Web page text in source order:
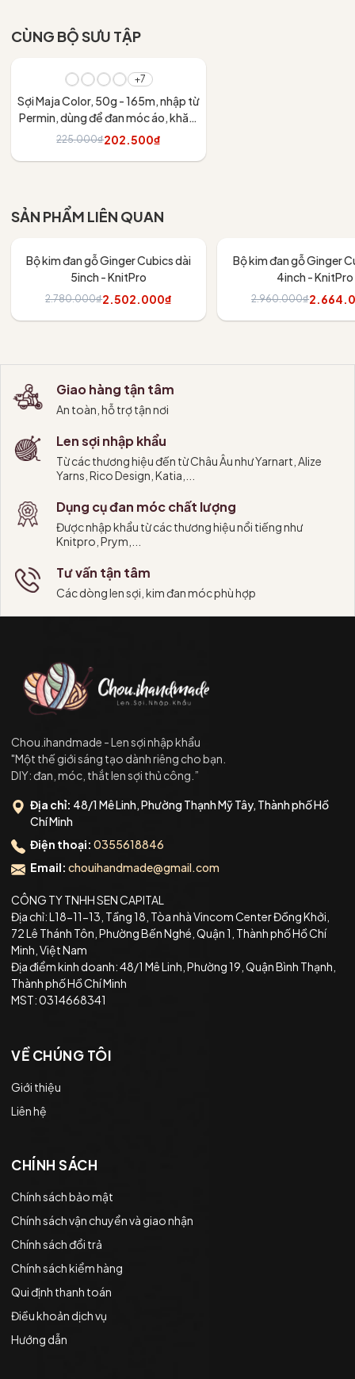
CÙNG BỘ SƯU TẬP
+7
Sợi Maja Color, 50g - 165m, nhập từ
Permin, dùng để đan móc áo, khăn,
váy
225.000₫202.500₫
SẢN PHẨM LIÊN QUAN
Bộ kim đan gỗ Ginger Cubics dài
5inch - KnitPro
2.780.000₫2.502.000₫
Bộ kim đan gỗ Ginger
4inch - KnitPro
2.960.000₫
Giao hàng tận tâm
An toàn, hỗ trợ tận nơi
Len sợi nhập khẩu
Từ các thương hiệu đến từ Châu Âu như Yarnart, Alize
Yarns, Rico Design, Katia,...
Dụng cụ đan móc chất lượng
Được nhập khẩu từ các thương hiệu nổi tiếng như
Knitpro, Prym,...
Tư vấn tận tâm
Các dòng len sợi, kim đan móc phù hợp
Chou.ihandmade - Len sợi nhập khẩu
"Một thế giới sáng tạo dành riêng cho bạn.
DIY: đan, móc, thắt len sợi thủ công.”
Địa chỉ: 48/1 Mê Linh, Phường Thạnh Mỹ Tây, Thành phố Hồ
Chí Minh
Điện thoại: 0355618846
Email: chouihandmade@gmail.com
CÔNG TY TNHH SEN CAPITAL
Địa chỉ: L18-11-13, Tầng 18, Tòa nhà Vincom Center Đồng Khởi,
72 Lê Thánh Tôn, Phường Bến Nghé, Quận 1, Thành phố Hồ Chí
Minh, Việt Nam
Địa điểm kinh doanh: 48/1 Mê Linh, Phường 19, Quận Bình Thạnh,
Thành phố Hồ Chí Minh
MST: 0314668341
VỀ CHÚNG TÔI
Giới thiệu
Liên hệ
CHÍNH SÁCH
Chính sách bảo mật
Chính sách vận chuyển và giao nhận
Chính sách đổi trả
Chính sách kiểm hàng
Qui định thanh toán
Điều khoản dịch vụ
Hướng dẫn